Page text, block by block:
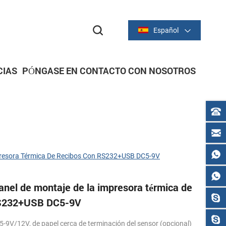
Español
PÓNGASE EN CONTACTO CON NOSOTROS
Térmica De Recibos Con RS232+USB DC5-9V
de montaje de la impresora térmica de
DC5-9V
9V/12V, de papel cerca de terminación del sensor (opcional)